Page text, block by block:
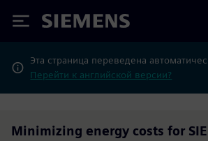
Siemens
Эта страница переведена
Перейти к английской версии?
Minimizing energy costs for